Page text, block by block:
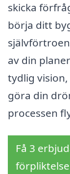
skicka
börja ditt
av din
tydlig
göra din
processen
Få 3